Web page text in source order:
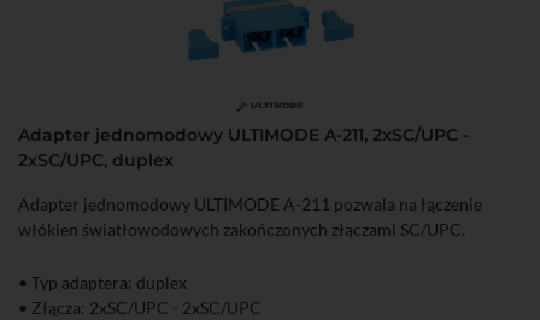
Adapter jednomodowy ULTIMODE A-211, 2xSC/UPC -
2xSC/UPC, duplex
Adapter jednomodowy ULTIMODE A-211 pozwala na łączenie
włókien światłowodowych zakończonych złączami SC/UPC.
• Typ adaptera: duplex
• Złącza: 2xSC/UPC - 2xSC/UPC